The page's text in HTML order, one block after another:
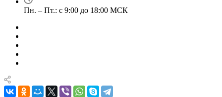
Пн. – Пт.: с 9:00 до 18:00 МСК